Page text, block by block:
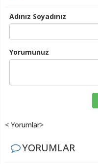
Adınız Soyadınız
Yorumunuz
< Yorumlar>
YORUMLAR